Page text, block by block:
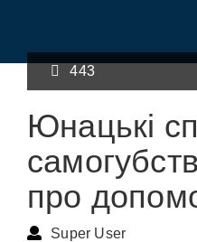
443
Юнацькі
про
Super User